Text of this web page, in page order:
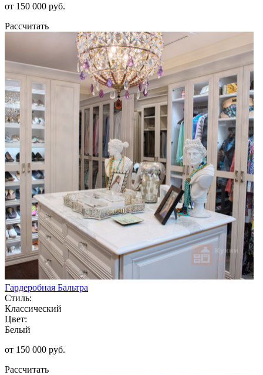
от 150 000 руб.
Рассчитать
Гардеробная Бальтра
Стиль:
Классический
Цвет:
Белый
от 150 000 руб.
Рассчитать